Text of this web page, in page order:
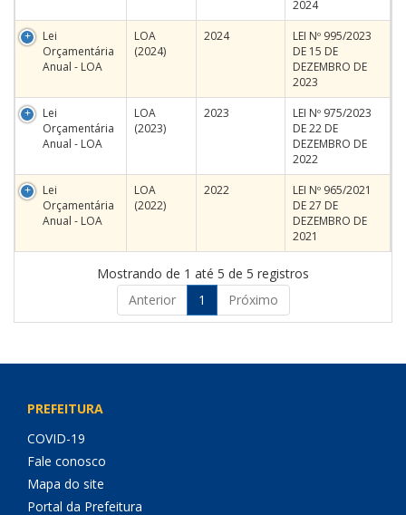
2024
Lei
Orçamentária
Anual - LOA
LOA
(2024)
2024
LEI Nº 995/2023
DE 15 DE
DEZEMBRO DE
2023
Lei
Orçamentária
Anual - LOA
LOA
(2023)
2023
LEI Nº 975/2023
DE 22 DE
DEZEMBRO DE
2022
Lei
Orçamentária
Anual - LOA
LOA
(2022)
2022
LEI Nº 965/2021
DE 27 DE
DEZEMBRO DE
2021
Mostrando de 1 até 5 de 5 registros
Anterior
1 Próximo
PREFEITURA
COVID-19
Fale conosco
Mapa do site
Portal da Prefeitura